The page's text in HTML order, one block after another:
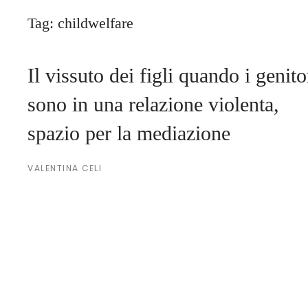
Tag: childwelfare
Il vissuto dei figli quando i
sono in una relazione violenta,
spazio per la mediazione
VALENTINA CELI